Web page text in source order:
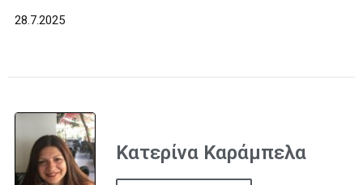
28.7.2025
Κατερίνα Καράμπελα